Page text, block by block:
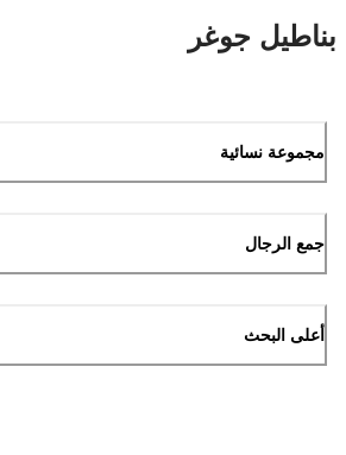
بناطيل جوغر
مجموعة نسائية
جمع الرجال
أعلى البحث